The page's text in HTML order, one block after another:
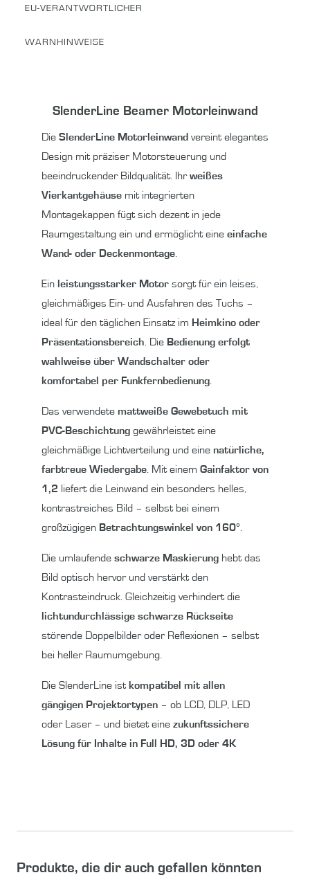
EU-VERANTWORTLICHER
WARNHINWEISE
SlenderLine Beamer Motorleinwand
Die SlenderLine Motorleinwand vereint elegantes
Design mit präziser Motorsteuerung und
beeindruckender Bildqualität. Ihrweißes
Vierkantgehäuse mit integrierten
Montagekappen fügt sich dezent in jede
Raumgestaltung ein und ermöglicht eine einfache
Wand- oder Deckenmontage
Ein leistungsstarker Motor sorgt für ein leises,
gleichmäßiges Ein- und Ausfahren des Tuchs –
ideal für den täglichen Einsatz im Heimkino oder
Präsentationsbereich . Die Bedienung erfolgt
wahlweise über Wandschalter oder
komfortabel per Funkfernbedienung
Das verwendete mattweiße Gewebetuch mit
PVC-Beschichtung gewährleistet eine
gleichmäßige Lichtverteilung und eine natürliche,
farbtreue Wiedergabe . Mit einem Gainfaktor von
1,2 liefert die Leinwand ein besonders helles,
kontrastreiches Bild – selbst bei einem
großzügigen Betrachtungswinkel von 160°
Die umlaufende schwarze Maskierung hebt das
Bild optisch hervor und verstärkt den
Kontrasteindruck. Gleichzeitig verhindert die
lichtundurchlässige schwarze Rückseite
störende Doppelbilder oder Reflexionen – selbst
bei heller Raumumgebung.
Die SlenderLine ist kompatibel mit allen
gängigen Projektortypen – ob LCD, DLP, LED
oder Laser – und bietet eine zukunftssichere
Lösung für Inhalte in Full HD, 3D oder 4K
Produkte, die dir auch gefallen könnten